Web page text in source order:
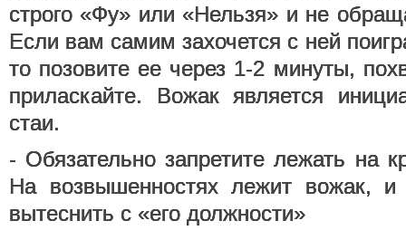
строго «Фу» или «Нельзя» и не
Если вам самим захочется с ней
то позовите ее через 1-2 минуты,
приласкайте. Вожак является
стаи.
- Обязательно запретите лежать на
На возвышенностях лежит вожак, и
вытеснить с «его должности»